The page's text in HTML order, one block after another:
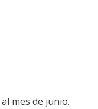
mes de junio.